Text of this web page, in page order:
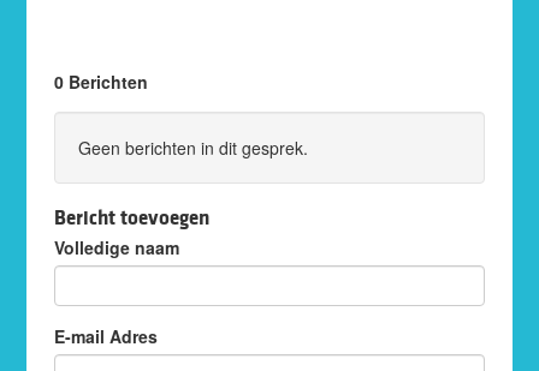
0 Berichten
Geen berichten in dit gesprek.
Bericht toevoegen
Volledige naam
E-mail Adres